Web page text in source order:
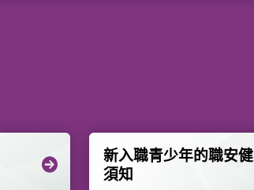
新入職青少年的職安健
須知